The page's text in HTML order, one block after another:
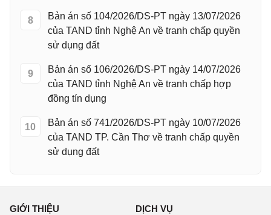
8
Bản án số 104/2026/DS-PT ngày 13/07/2026
của TAND tỉnh Nghệ An về tranh chấp quyền
sử dụng đất
9
Bản án số 106/2026/DS-PT ngày 14/07/2026
của TAND tỉnh Nghệ An về tranh chấp hợp
đồng tín dụng
10
Bản án số 741/2026/DS-PT ngày 10/07/2026
của TAND TP. Cần Thơ về tranh chấp quyền
sử dụng đất
GIỚI THIỆU DỊCH VỤ